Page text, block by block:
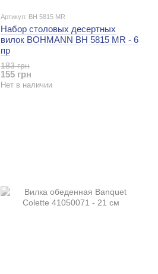
Артикул: BH 5815 MR
Набор столовых десертных
вилок BOHMANN BH 5815 MR - 6
пр
183 грн
155 грн
Нет в наличии